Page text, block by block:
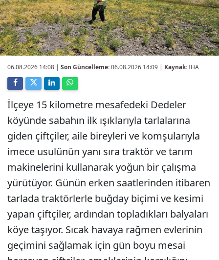
06.08.2026 14:08 | Son Güncelleme:06.08.2026 14:09 | Kaynak:İHA
İlçeye 15 kilometre mesafedeki Dedeler
köyünde sabahın ilk ışıklarıyla tarlalarına
giden çiftçiler, aile bireyleri ve komşularıyla
imece usulünün yanı sıra traktör ve tarım
makinelerini kullanarak yoğun bir çalışma
yürütüyor. Günün erken saatlerinden itibaren
tarlada traktörlerle buğday biçimi ve kesimi
yapan çiftçiler, ardından topladıkları balyaları
köye taşıyor. Sıcak havaya rağmen evlerinin
geçimini sağlamak için gün boyu mesai